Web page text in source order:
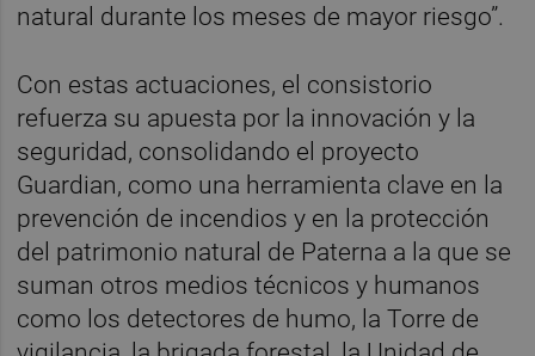
natural durante los meses de mayor riesgo”.
Con estas actuaciones, el consistorio
refuerza su apuesta por la innovación y la
seguridad, consolidando el proyecto
Guardian, como una herramienta clave en la
prevención de incendios y en la protección
del patrimonio natural de Paterna a la que se
suman otros medios técnicos y humanos
como los detectores de humo, la Torre de